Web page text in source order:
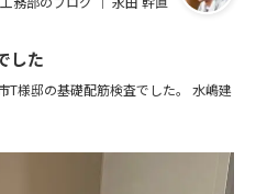
した
T様邸の基礎配筋検査でした。 水嶋建